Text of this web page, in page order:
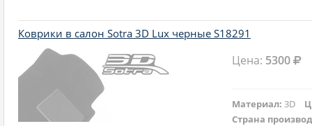
Коврики в салон Sotra 3D Lux черные S18291
Цена: 5300
Материал:3D
Страна